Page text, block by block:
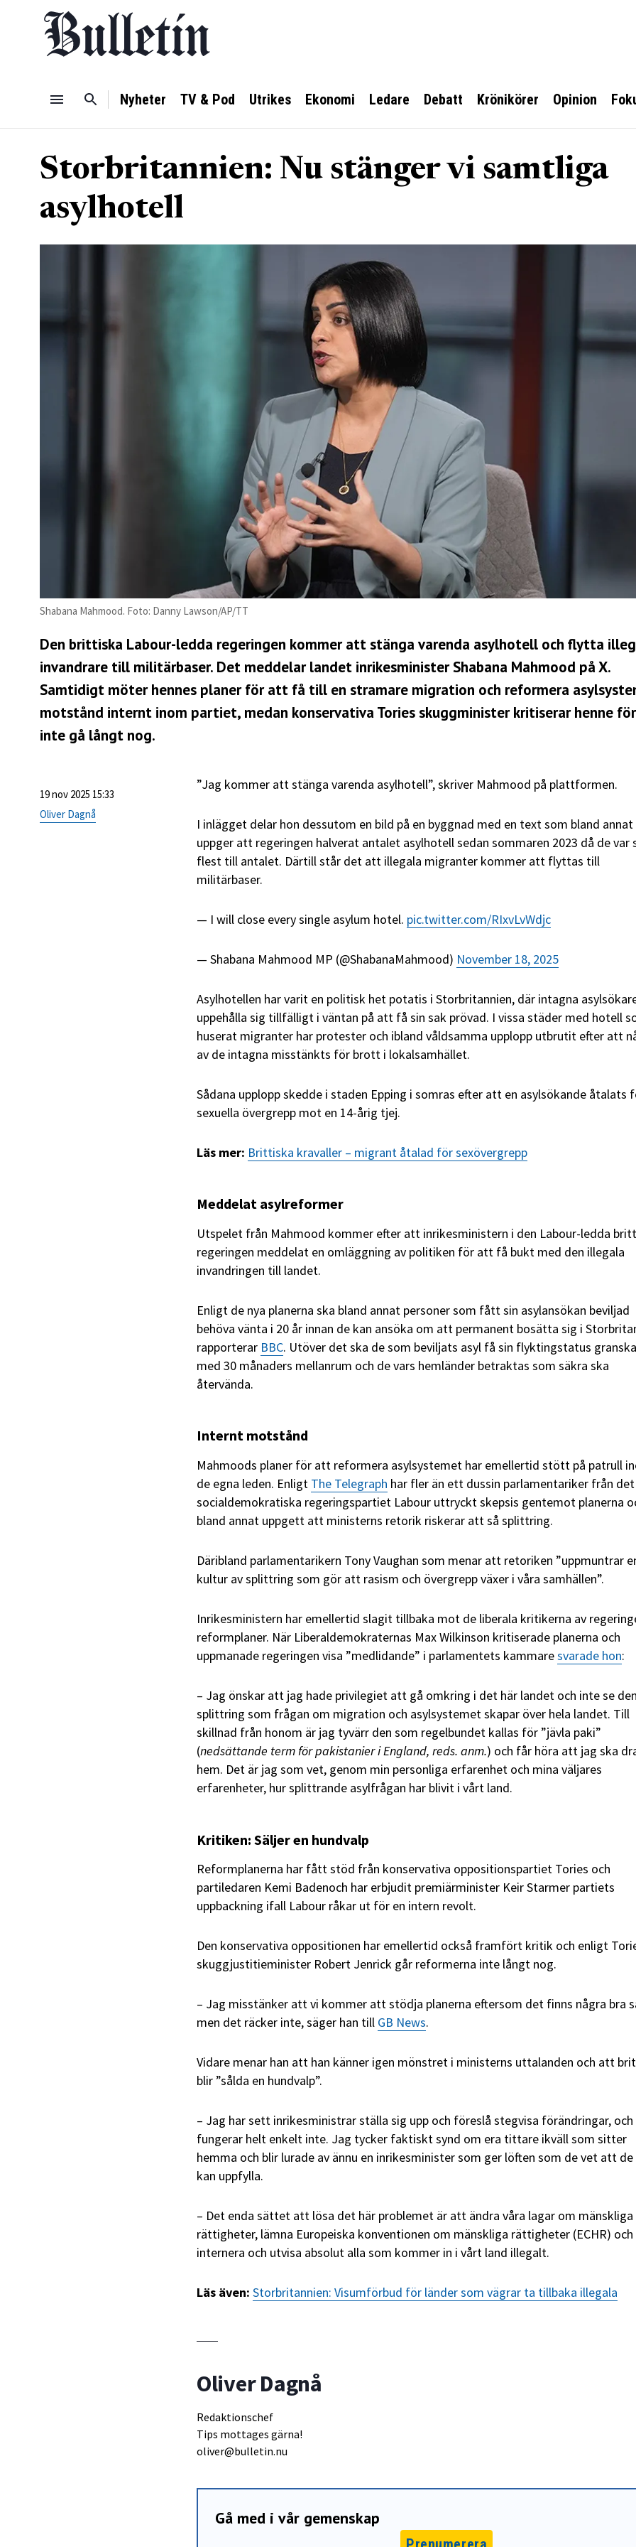
Nyheter TV & Pod Utrikes Ekonomi Ledare Debatt Krönikörer Opinion
Storbritannien: Nu stänger vi samtliga
asylhotell
Shabana Mahmood. Foto: Danny Lawson/AP/TT
Den brittiska Labour-ledda regeringen kommer att stänga varenda asylhotell och flytta
invandrare till militärbaser. Det meddelar landet inrikesminister Shabana Mahmood på X.
Samtidigt möter hennes planer för att få till en stramare migration och reformera
motstånd internt inom partiet, medan konservativa Tories skuggminister kritiserar henne
inte gå långt nog.
19 nov 2025 15:33
Oliver Dagnå
”Jag kommer att stänga varenda asylhotell”, skriver Mahmood på plattformen.
I inlägget delar hon dessutom en bild på en byggnad med en text som bland annat
uppger att regeringen halverat antalet asylhotell sedan sommaren 2023 då de var
flest till antalet. Därtill står det att illegala migranter kommer att flyttas till
militärbaser.
I will close every single asylum hotel. pic.twitter.com/RIxvLvWdjc
— Shabana Mahmood MP (@ShabanaMahmood) November 18, 2025
Asylhotellen har varit en politisk het potatis i Storbritannien, där intagna
uppehålla sig tillfälligt i väntan på att få sin sak prövad. I vissa städer med hotell
huserat migranter har protester och ibland våldsamma upplopp utbrutit efter att
av de intagna misstänkts för brott i lokalsamhället.
Sådana upplopp skedde i staden Epping i somras efter att en asylsökande åtalats
sexuella övergrepp mot en 14-årig tjej.
Läs mer: Brittiska kravaller – migrant åtalad för sexövergrepp
Meddelat asylreformer
Utspelet från Mahmood kommer efter att inrikesministern i den Labour-ledda
regeringen meddelat en omläggning av politiken för att få bukt med den illegala
invandringen till landet.
Enligt de nya planerna ska bland annat personer som fått sin asylansökan beviljad
behöva vänta i 20 år innan de kan ansöka om att permanent bosätta sig i
rapporterar BBC. Utöver det ska de som beviljats asyl få sin flyktingstatus
med 30 månaders mellanrum och de vars hemländer betraktas som säkra ska
återvända.
Internt motstånd
Mahmoods planer för att reformera asylsystemet har emellertid stött på patrull
de egna leden. Enligt The Telegraph har fler än ett dussin parlamentariker från det
socialdemokratiska regeringspartiet Labour uttryckt skepsis gentemot planerna
bland annat uppgett att ministerns retorik riskerar att så splittring.
Däribland parlamentarikern Tony Vaughan som menar att retoriken ”uppmuntrar
kultur av splittring som gör att rasism och övergrepp växer i våra samhällen”.
Inrikesministern har emellertid slagit tillbaka mot de liberala kritikerna av
reformplaner. När Liberaldemokraternas Max Wilkinson kritiserade planerna och
uppmanade regeringen visa ”medlidande” i parlamentets kammaresvarade hon:
– Jag önskar att jag hade privilegiet att gå omkring i det här landet och inte se den
splittring som frågan om migration och asylsystemet skapar över hela landet. Till
skillnad från honom är jag tyvärr den som regelbundet kallas för ”jävla paki”
(nedsättande term för pakistanier i England, reds. anm.) och får höra att jag ska
hem. Det är jag som vet, genom min personliga erfarenhet och mina väljares
erfarenheter, hur splittrande asylfrågan har blivit i vårt land.
Kritiken: Säljer en hundvalp
Reformplanerna har fått stöd från konservativa oppositionspartiet Tories och
partiledaren Kemi Badenoch har erbjudit premiärminister Keir Starmer partiets
uppbackning ifall Labour råkar ut för en intern revolt.
Den konservativa oppositionen har emellertid också framfört kritik och enligt
skuggjustitieminister Robert Jenrick går reformerna inte långt nog.
– Jag misstänker att vi kommer att stödja planerna eftersom det finns några bra
men det räcker inte, säger han till GB News.
Vidare menar han att han känner igen mönstret i ministerns uttalanden och att
blir ”sålda en hundvalp”.
– Jag har sett inrikesministrar ställa sig upp och föreslå stegvisa förändringar,
fungerar helt enkelt inte. Jag tycker faktiskt synd om era tittare ikväll som sitter
hemma och blir lurade av ännu en inrikesminister som ger löften som de vet att
kan uppfylla.
– Det enda sättet att lösa det här problemet är att ändra våra lagar om mänskliga
rättigheter, lämna Europeiska konventionen om mänskliga rättigheter (ECHR) och
internera och utvisa absolut alla som kommer in i vårt land illegalt.
Läs även: Storbritannien: Visumförbud för länder som vägrar ta tillbaka illegala
Oliver Dagnå
Redaktionschef
Tips mottages gärna!
oliver@bulletin.nu
Gå med i vår gemenskap